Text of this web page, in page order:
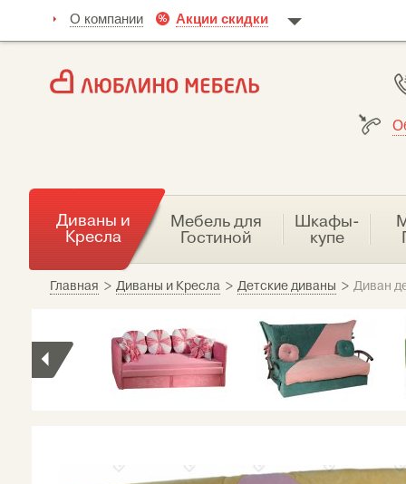
О компании Акции скидки
Диваны и
Кресла
Мебель для
Гостиной
Шкафы-
купе
Главная > Диваны и Кресла > Детские диваны > Диван